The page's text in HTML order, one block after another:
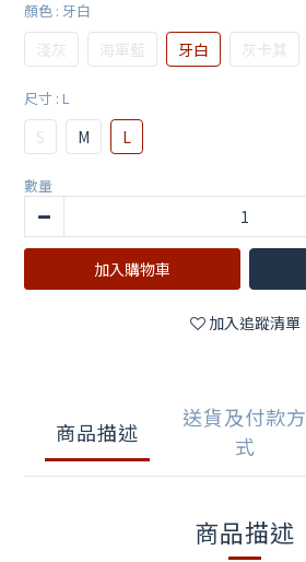
顏色 : 牙白
淺灰 海軍藍 牙白 灰卡其
尺寸 : L
S M L
數量
加入購物車
加入追蹤清單
商品描述
送貨及付款方
式
商品描述